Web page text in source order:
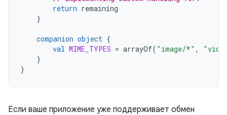
return remaining
}
companion object {
val MIME_TYPES = arrayOf( "image/*" ,
}
}
Если ваше приложение уже поддерживает обмен